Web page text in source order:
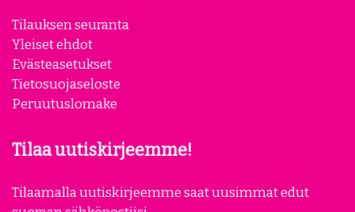
Tilauksen seuranta
Yleiset ehdot
Evästeasetukset
Tietosuojaseloste
Peruutuslomake
Tilaa uutiskirjeemme!
Tilaamalla uutiskirjeemme saat uusimmat edut